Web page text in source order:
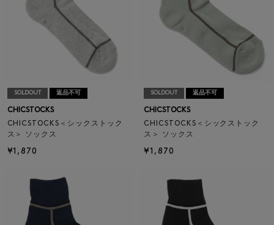
SOLDOUT 返品不可
CHICSTOCKS
CHICSTOCKS＜シックストック
ス＞ ソックス
¥1,870
SOLDOUT 返品不可
CHICSTOCKS
CHICSTOCKS＜シックストック
ス＞ ソックス
¥1,870